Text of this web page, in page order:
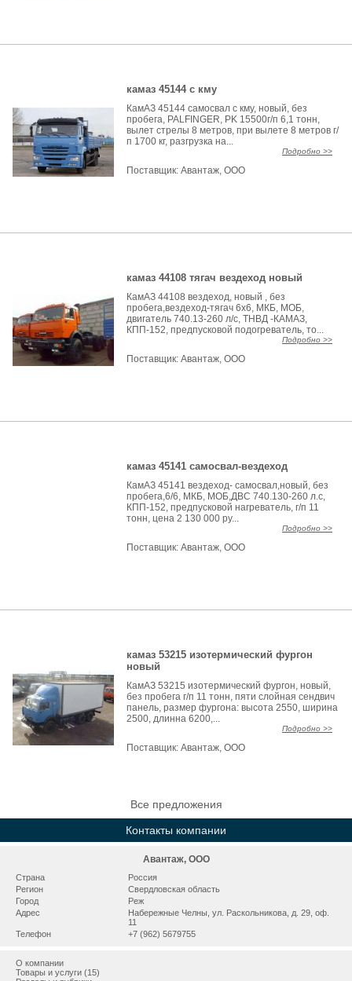
камаз 45144 с кму
КамАЗ 45144 самосвал с кму, новый, без
пробега, PALFINGER, PK 15500г/п 6,1 тонн,
вылет стрелы 8 метров, при вылете 8 метров г/
п 1700 кг, разгрузка на...
Подробно >>
Поставщик:Авантаж, ООО
камаз 44108 тягач вездеход новый
КамАЗ 44108 вездеход, новый , без
пробега,вездеход-тягач 6х6, МКБ, МОБ,
двигатель 740.13-260 л/с, ТНВД -КАМАЗ,
КПП-152, предпусковой подогреватель, то...
Подробно >>
Поставщик:Авантаж, ООО
камаз 45141 самосвал-вездеход
КамАЗ 45141 вездеход- самосвал,новый, без
пробега,6/6, МКБ, МОБ,ДВС 740.130-260 л.с,
КПП-152, предпусковой нагреватель, г/п 11
тонн, цена 2 130 000 ру...
Подробно >>
Поставщик:Авантаж, ООО
камаз 53215 изотермический фургон
новый
КамАЗ 53215 изотермический фургон, новый,
без пробега г/п 11 тонн, пяти слойная сендвич
панель, размер фургона: высота 2550, ширина
2500, длинна 6200,...
Подробно >>
Поставщик:Авантаж, ООО
Все предложения
Контакты компании
Авантаж, ООО
Страна
Россия
Регион
Свердловская область
Город
Реж
Адрес
Набережные Челны, ул. Раскольникова, д. 29, оф.
11
Телефон
+7 (962) 5679755
О компании
Товары и услуги (15)